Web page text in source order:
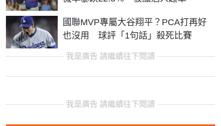
國聯MVP專屬大谷翔平？PCA打再好
也沒用 球評「1句話」殺死比賽
我是廣告 請繼續往下閱讀
我是廣告 請繼續往下閱讀